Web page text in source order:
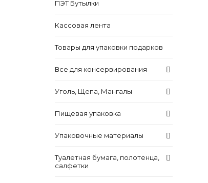
ПЭТ Бутылки
Кассовая лента
Товары для упаковки подарков
Все для консервирования
Уголь, Щепа, Мангалы
Пищевая упаковка
Упаковочные материалы
Туалетная бумага, полотенца,
салфетки